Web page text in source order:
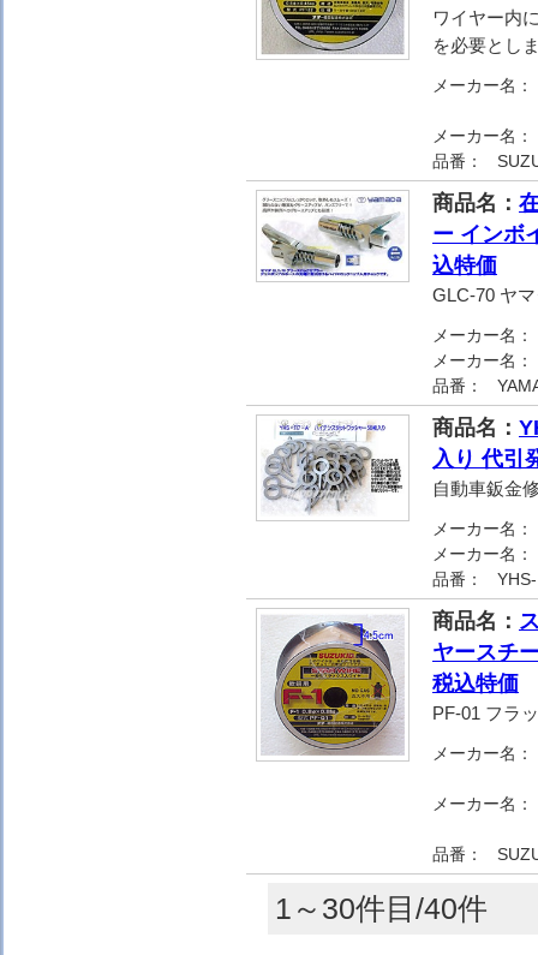
ワイヤー内
を必要とし
メーカー名：
メーカー名：
品番：
商品名：
ー インボ
込特価
GLC-70 ヤ
メーカー名：
メーカー名：
品番：
商品名：
入り 代引
自動車鈑金
メーカー名：
メーカー名：
品番：
商品名：
ヤースチ
税込特価
PF-01 フラ
メーカー名：
メーカー名：
品番：
1～30件目/40件